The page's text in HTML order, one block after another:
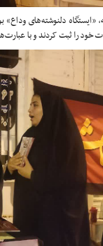
«ایستگاه دلنوشته‌های
خود را ثبت کردند و با